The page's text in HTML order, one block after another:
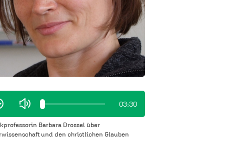
03:30
Barbara Drossel über
und den christlichen Glauben